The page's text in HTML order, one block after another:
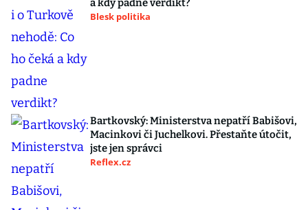
a kdy padne verdikt?
Blesk politika
Bartkovský: Ministerstva nepatří Babišovi,
Macinkovi či Juchelkovi. Přestaňte útočit,
jste jen správci
Reflex.cz